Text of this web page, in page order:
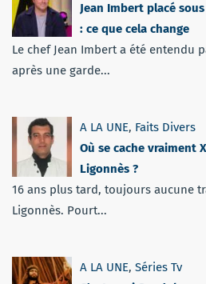
Jean Imbert placé
: ce que cela change
Le chef Jean Imbert a été entendu
après une garde...
A LA UNE, Faits Divers
Où se cache vraiment
Ligonnès ?
16 ans plus tard, toujours aucune
Ligonnès. Pourt...
A LA UNE, Séries Tv